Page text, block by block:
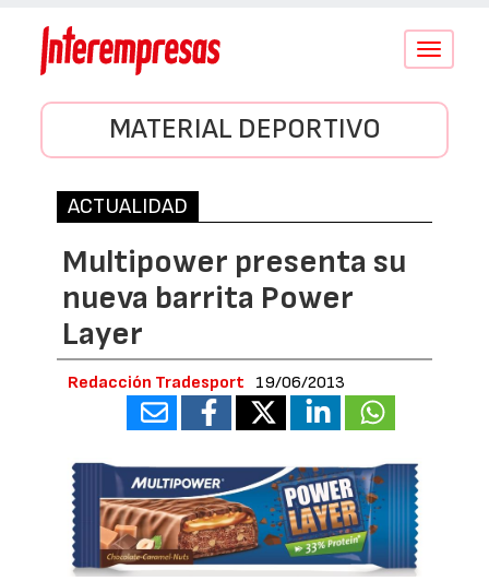
Conmutar
MATERIAL DEPORTIVO
ACTUALIDAD
Multipower presenta su
nueva barrita Power
Layer
Redacción Tradesport 19/06/2013